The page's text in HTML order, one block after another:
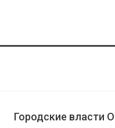
Городские власти